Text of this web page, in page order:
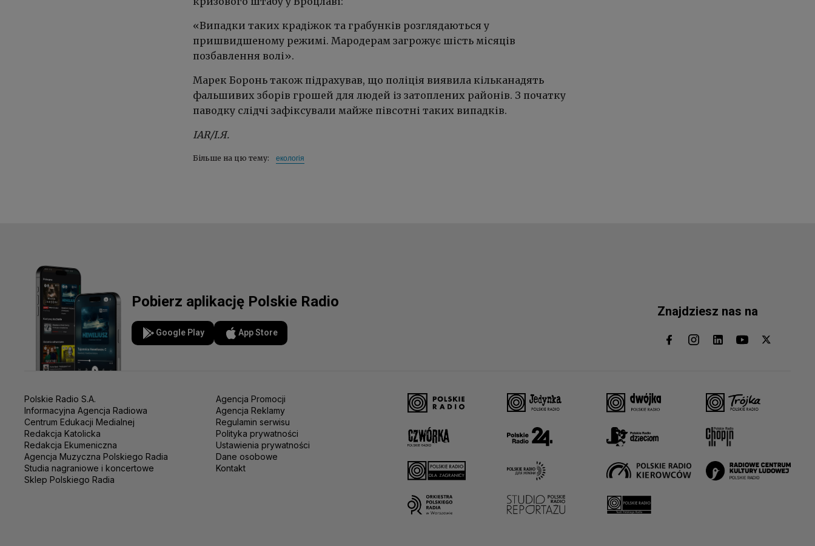
«Випадки таких крадіжок та грабунків розглядаються у
пришвидшеному режимі. Мародерам загрожує шість місяців
позбавлення волі».
Марек Боронь також підрахував, що поліція виявила кільканадять
фальшивих зборів грошей для людей із затоплених районів. З початку
паводку слідчі зафіксували майже півсотні таких випадків.
IAR/І.Я.
Більше на цю тему: екологія
Pobierz aplikację Polskie Radio
Google Play App Store
Znajdziesz nas na
Polskie Radio S.A.
Informacyjna Agencja Radiowa
Centrum Edukacji Medialnej
Redakcja Katolicka
Redakcja Ekumeniczna
Agencja Muzyczna Polskiego Radia
Studia nagraniowe i koncertowe
Sklep Polskiego Radia
Agencja Promocji
Agencja Reklamy
Regulamin serwisu
Polityka prywatności
Ustawienia prywatności
Dane osobowe
Kontakt